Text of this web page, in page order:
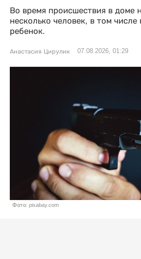
Во время происшествия в доме
несколько человек, в том числе
ребенок.
Анастасия Цирулик 07.08.2026, 01:29
Фото: pixabay.com